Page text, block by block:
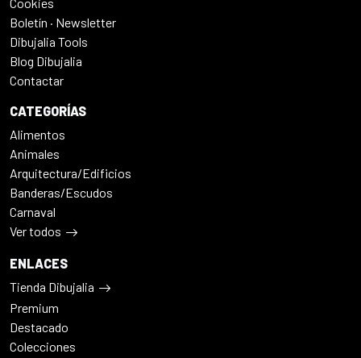
Boletín · Newsletter
Dibujalia Tools
Blog Dibujalia
Contactar
CATEGORÍAS
Alimentos
Animales
Arquitectura/Edificios
Banderas/Escudos
Carnaval
Ver todos
ENLACES
Tienda Dibujalia
Premium
Destacado
Colecciones